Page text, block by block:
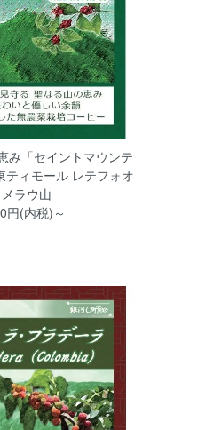
み「セイントマウンテ
ティモール レテフォオ
ラウ山
円(内税)～